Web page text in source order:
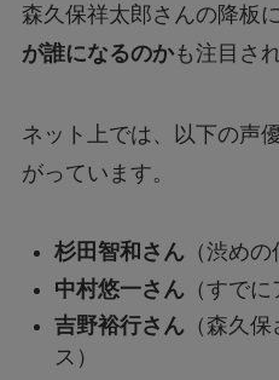
森久保祥太郎さんの降板に
が誰になるのかも注目さ
ネット上では、以下の声
がっています。
杉田智和さん（渋めの
中村悠一さん（すでに
吉野裕行さん（森久保
ス）